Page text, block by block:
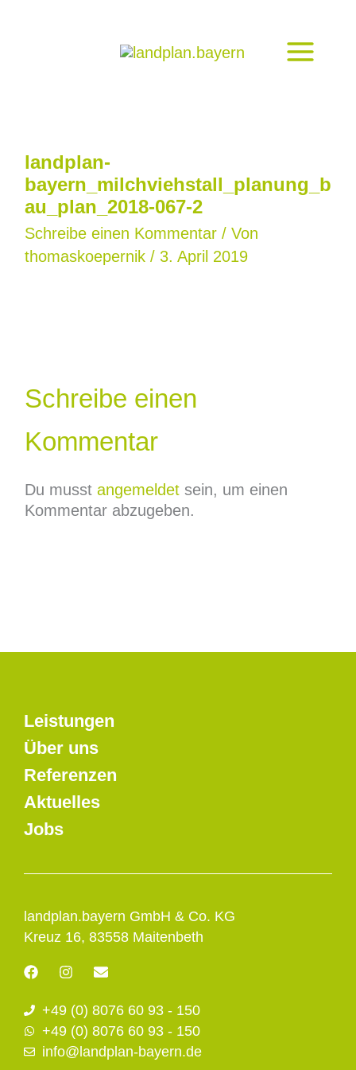
landplan-
bayern_milchviehstall_planung_b
au_plan_2018-067-2
Schreibe einen Kommentar / Von
thomaskoepernik / 3. April 2019
Schreibe einen
Kommentar
Du musst angemeldetsein, um einen
Kommentar abzugeben.
landplan.bayern GmbH & Co. KG
Kreuz 16, 83558 Maitenbeth
F
a
e
b
o
o
I
n
t
a
g
r
E
e
l
o
p
+49 (0) 8076 60 93 - 150
+49 (0) 8076 60 93 - 150
info@landplan-bayern.de
Leistungen
Über uns
Referenzen
Aktuelles
Jobs